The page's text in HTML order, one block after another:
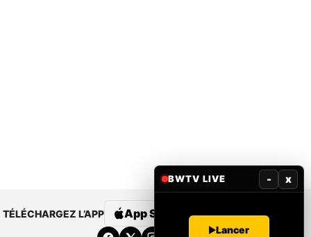
TÉLÉCHARGEZ L’APP App Store Google Play
BWTV LIVE - x
Lancer